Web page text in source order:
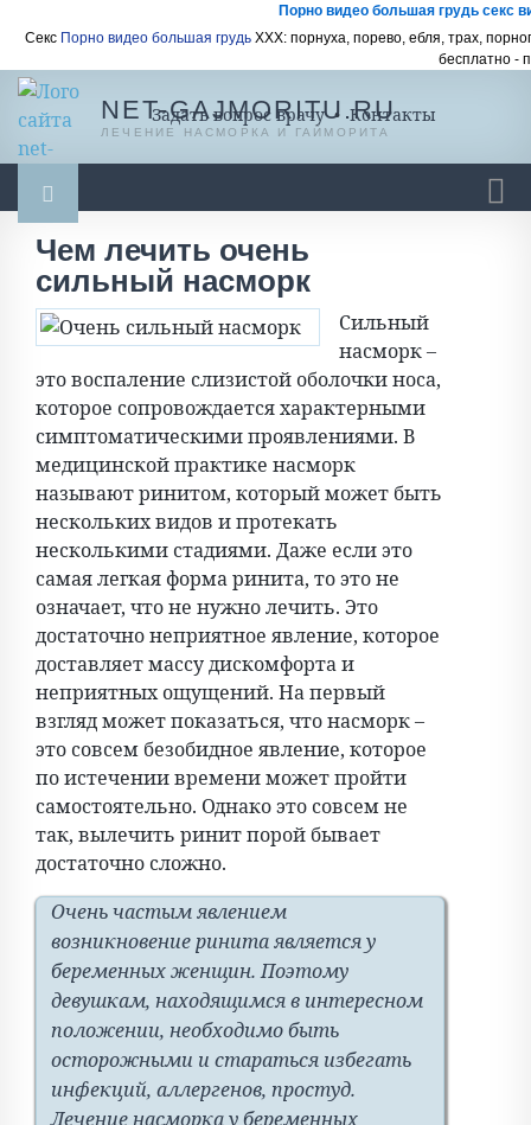
Порно видео большая грудь секс
Секс Порно видео большая грудьХХХ: порнуха, порево, ебля, трах,
бесплатно -
NET-GAJMORITU.RU
ЛЕЧЕНИЕ НАСМОРКА И ГАЙМОРИТА
Задать вопрос врачу•Контакты
Гайморит Насморк Насморк у ребенка
Ингаляции Масло, мази, бальзамы
Промывание носа Спреи и капли
Чем лечить очень
сильный насморк
Сильный
насморк –
это воспаление слизистой оболочки носа,
которое сопровождается характерными
симптоматическими проявлениями. В
медицинской практике насморк
называют ринитом, который может быть
нескольких видов и протекать
несколькими стадиями. Даже если это
самая легкая форма ринита, то это не
означает, что не нужно лечить. Это
достаточно неприятное явление, которое
доставляет массу дискомфорта и
неприятных ощущений. На первый
взгляд может показаться, что насморк –
это совсем безобидное явление, которое
по истечении времени может пройти
самостоятельно. Однако это совсем не
так, вылечить ринит порой бывает
достаточно сложно.
Очень частым явлением
возникновение ринита является у
беременных женщин. Поэтому
девушкам, находящимся в интересном
положении, необходимо быть
осторожными и стараться избегать
инфекций, аллергенов, простуд.
Лечение насморка у беременных